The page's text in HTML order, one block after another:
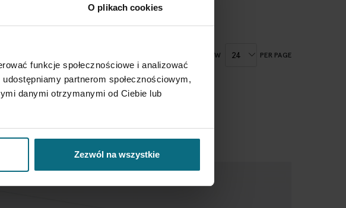
O plikach cookies
funkcje społecznościowe i analizować
partnerom społecznościowym,
danymi otrzymanymi od Ciebie lub
Zezwól na wszystkie
SHOW PER PAGE